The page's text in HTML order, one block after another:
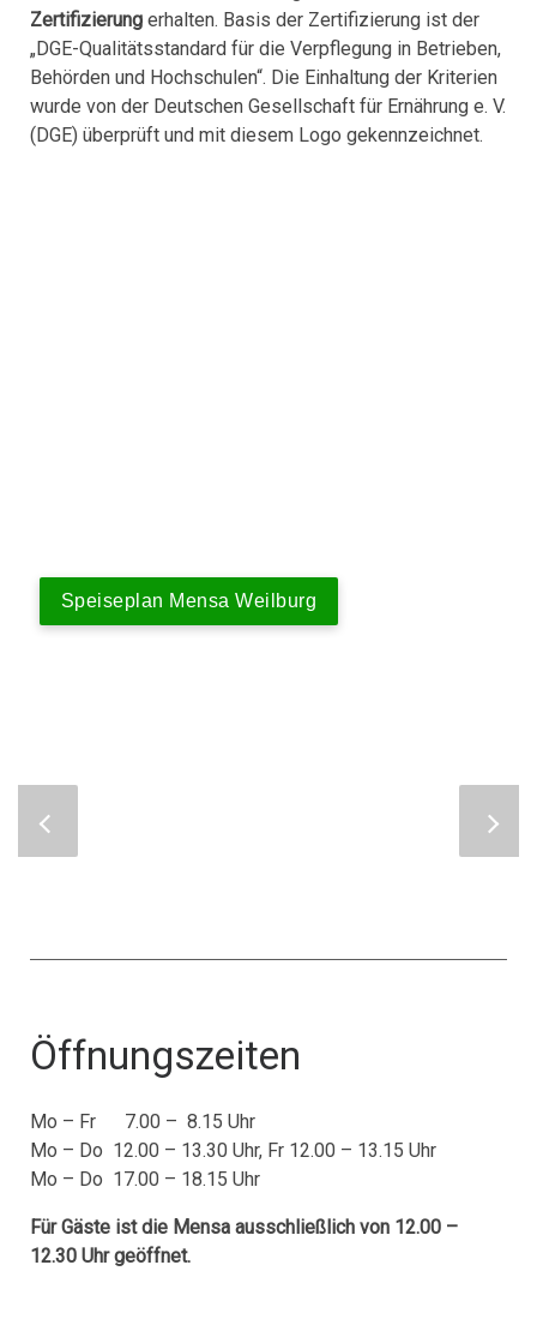
Zertifizierung erhalten. Basis der Zertifizierung ist der
„DGE-Qualitätsstandard für die Verpflegung in Betrieben,
Behörden und Hochschulen“. Die Einhaltung der Kriterien
wurde von der Deutschen Gesellschaft für Ernährung e. V.
(DGE) überprüft und mit diesem Logo gekennzeichnet.
Speiseplan Mensa Weilburg
Öffnungszeiten
Mo – Fr 7.00 – 8.15 Uhr
Mo – Do 12.00 – 13.30 Uhr, Fr 12.00 – 13.15 Uhr
Mo – Do 17.00 – 18.15 Uhr
Für Gäste ist die Mensa ausschließlich von 12.00 –
12.30 Uhr geöffnet.